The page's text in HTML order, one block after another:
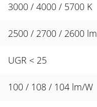
3000 / 4000 / 5700 K
2500 / 2700 / 2600 lm
UGR < 25
100 / 108 / 104 lm/W